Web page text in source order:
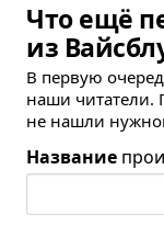
Что ещё
из
В первую
наши читатели.
не нашли
Название